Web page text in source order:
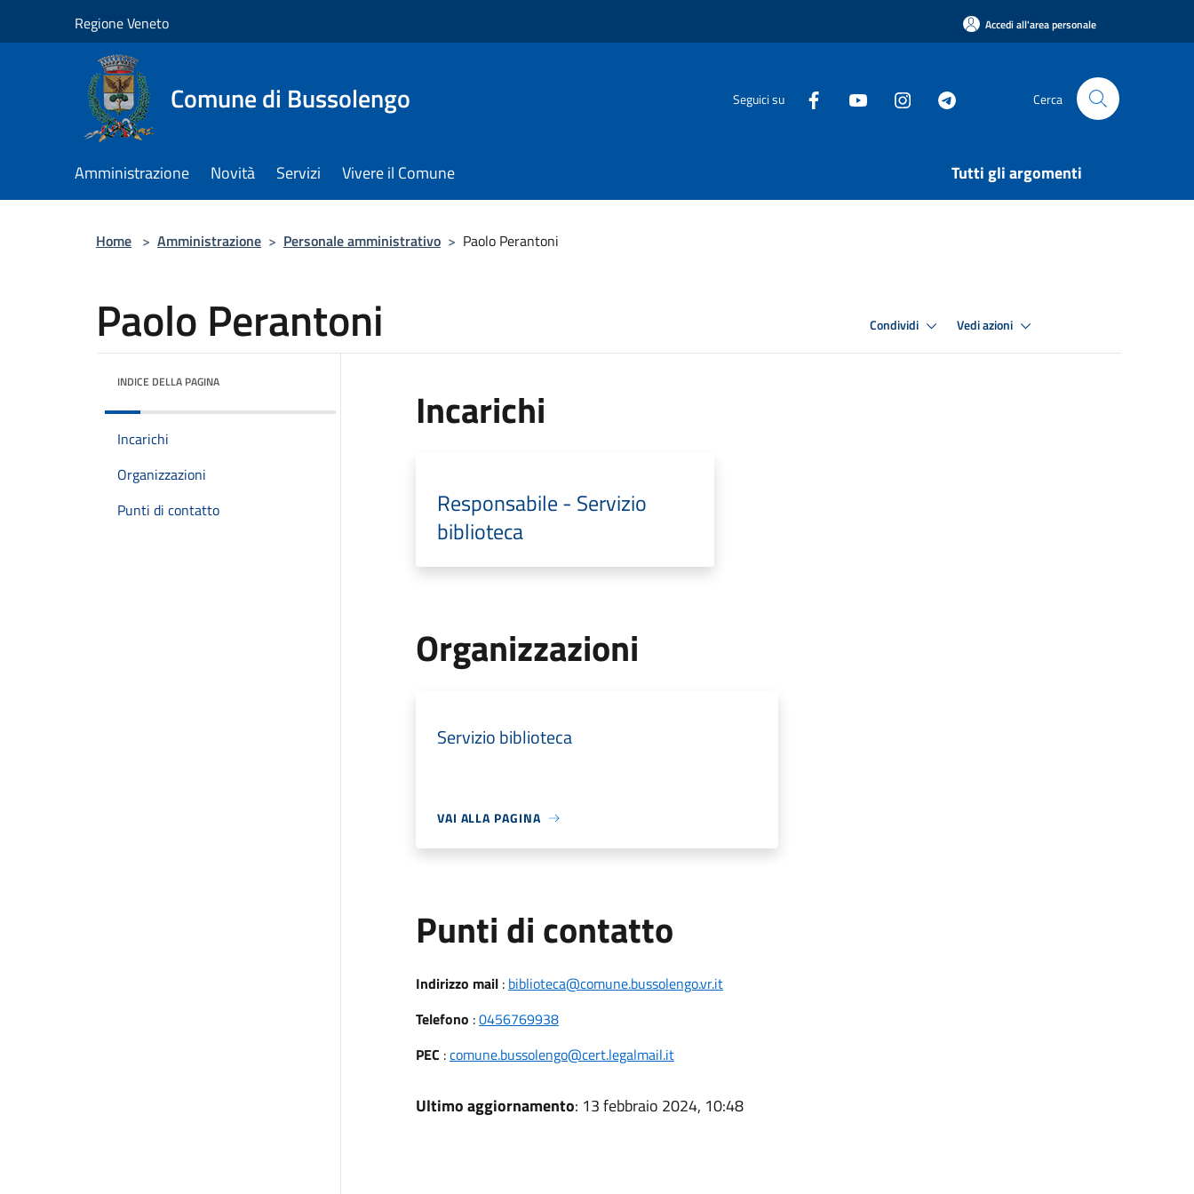
Regione Veneto Accedi all'area personale
Comune di Bussolengo Seguici su Cerca
Amministrazione Novità Servizi Vivere il Comune Tutti gli argomenti
Home > Amministrazione > Personale amministrativo > Paolo Perantoni
Paolo Perantoni Condividi Vedi azioni
INDICE DELLA PAGINA
Incarichi
Organizzazioni
Punti di contatto
Incarichi
Responsabile - Servizio
biblioteca
Organizzazioni
Servizio biblioteca
VAI ALLA PAGINA
Punti di contatto
Indirizzo mail: biblioteca@comune.bussolengo.vr.it
Telefono :0456769938
PEC :comune.bussolengo@cert.legalmail.it
Ultimo aggiornamento: 13 febbraio 2024, 10:48